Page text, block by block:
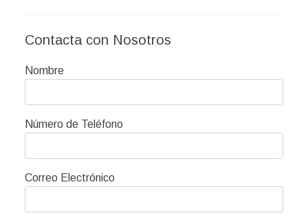
Contacta con Nosotros
Nombre
Número de Teléfono
Correo Electrónico